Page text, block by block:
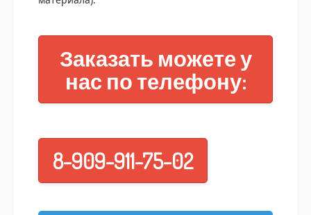
Заказать можете у
нас по телефону:
8-909-911-75-02